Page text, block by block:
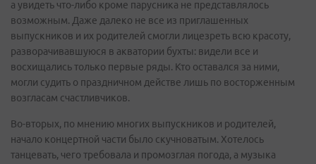
а увидеть что-либо кроме парусника не представлялось
возможным. Даже далеко не все из приглашенных
выпускников и их родителей смогли лицезреть всю красоту,
разворачивавшуюся в акватории бухты: видели все и
восхищались только первые ряды. Кто оставался за ними,
могли судить о праздничном действе лишь по восторженным
возгласам счастливчиков.
Во-вторых, по мнению многих выпускников и родителей,
начало концертной части было скучноватым. Хотелось
танцевать, чего требовала и промозглая погода, а музыка